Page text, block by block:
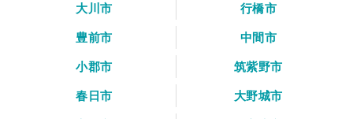
大川市
行橋市
豊前市
中間市
小郡市
筑紫野市
春日市
大野城市